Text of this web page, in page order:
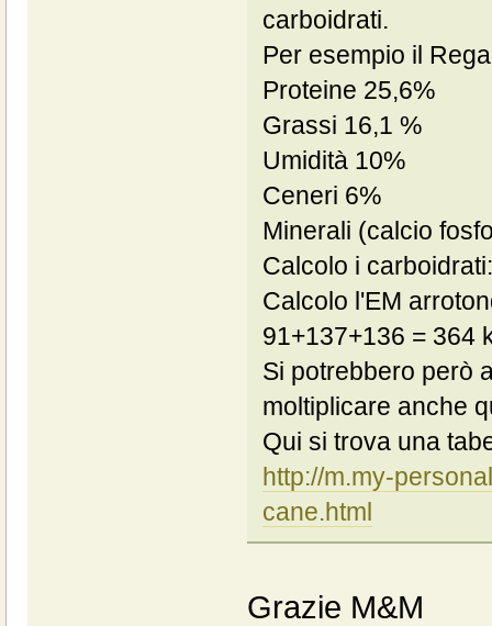
carboidrati.
Per esempio il
Proteine 25,6%
Grassi 16,1 %
Umidità 10%
Ceneri 6%
Minerali (calcio
Calcolo i
Calcolo l'EM
91+137+136 = 364
Si potrebbero però
moltiplicare anche
Qui si trova una
http://m.my-
cane.html
Grazie M&M